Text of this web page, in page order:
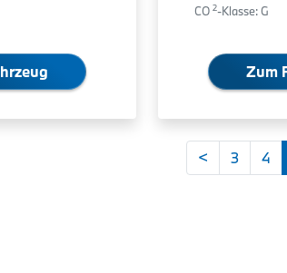
CO 2-Klasse: G
Zum
< 3 4